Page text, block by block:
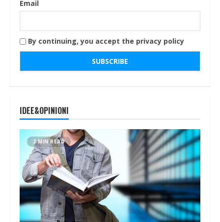
Email
By continuing, you accept the privacy policy
IDEE&OPINIONI
2 MIN READ